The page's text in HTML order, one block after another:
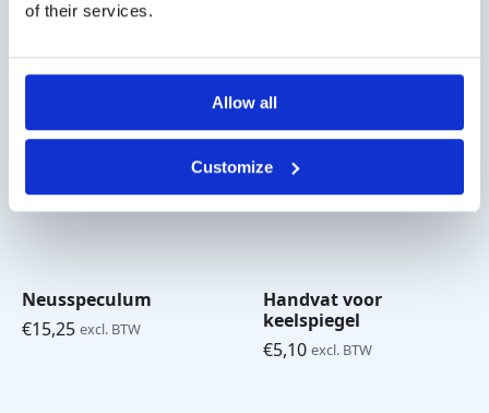
of their services.
Allow all
Customize
Neusspeculum
€15,25 excl. BTW
Handvat voor
keelspiegel
€5,10 excl. BTW